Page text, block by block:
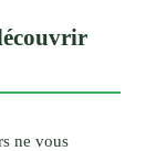
ne vous